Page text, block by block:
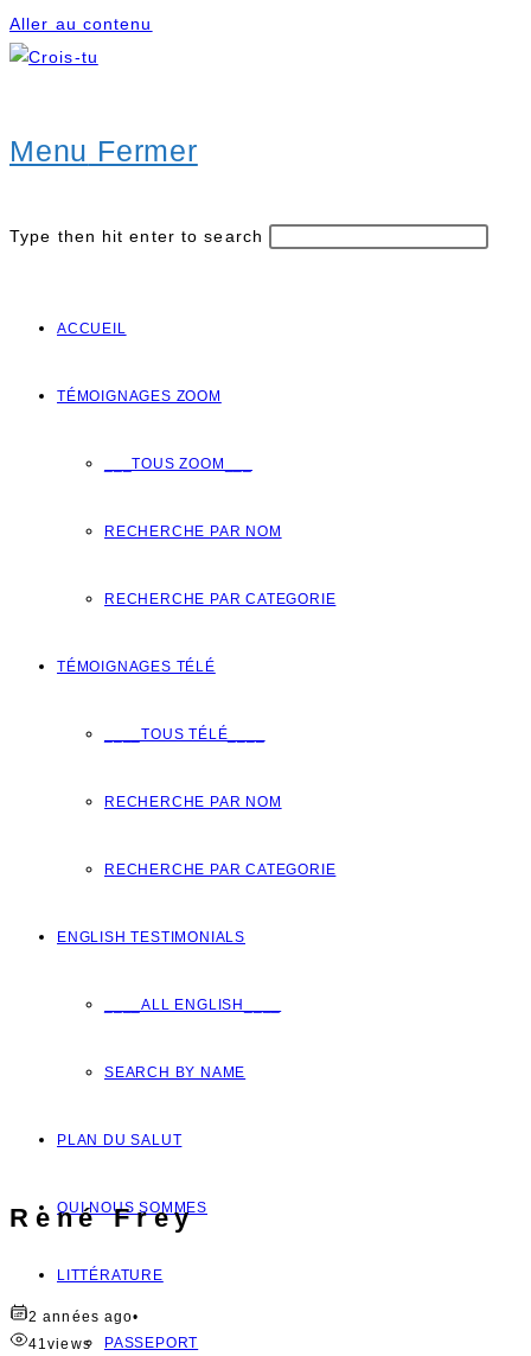
Aller au contenu
Menu Fermer
Type then hit enter to search
ACCUEIL
TÉMOIGNAGES ZOOM
___TOUS ZOOM___
RECHERCHE PAR NOM
RECHERCHE PAR CATEGORIE
TÉMOIGNAGES TÉLÉ
____TOUS TÉLÉ____
RECHERCHE PAR NOM
RECHERCHE PAR CATEGORIE
ENGLISH TESTIMONIALS
____ALL ENGLISH____
SEARCH BY NAME
PLAN DU SALUT
QUI NOUS SOMMES
LITTÉRATURE
PASSEPORT
René Frey
2 années ago•
41views